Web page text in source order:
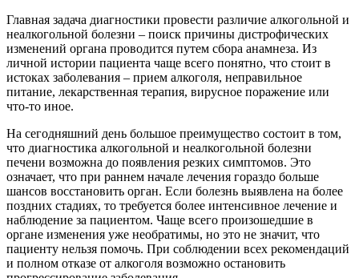
Главная задача диагностики провести различие алкогольной и
неалкогольной болезни – поиск причины дистрофических
изменений органа проводится путем сбора анамнеза. Из
личной истории пациента чаще всего понятно, что стоит в
истоках заболевания – прием алкоголя, неправильное
питание, лекарственная терапия, вирусное поражение или
что-то иное.
На сегодняшний день большое преимущество состоит в том,
что диагностика алкогольной и неалкогольной болезни
печени возможна до появления резких симптомов. Это
означает, что при раннем начале лечения гораздо больше
шансов восстановить орган. Если болезнь выявлена на более
поздних стадиях, то требуется более интенсивное лечение и
наблюдение за пациентом. Чаще всего произошедшие в
органе изменения уже необратимы, но это не значит, что
пациенту нельзя помочь. При соблюдении всех рекомендаций
и полном отказе от алкоголя возможно остановить